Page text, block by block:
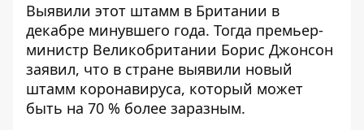
Выявили этот штамм в Британии в
декабре минувшего года. Тогда премьер-
министр Великобритании Борис Джонсон
заявил, что в стране выявили новый
штамм коронавируса, который может
быть на 70 % более заразным.